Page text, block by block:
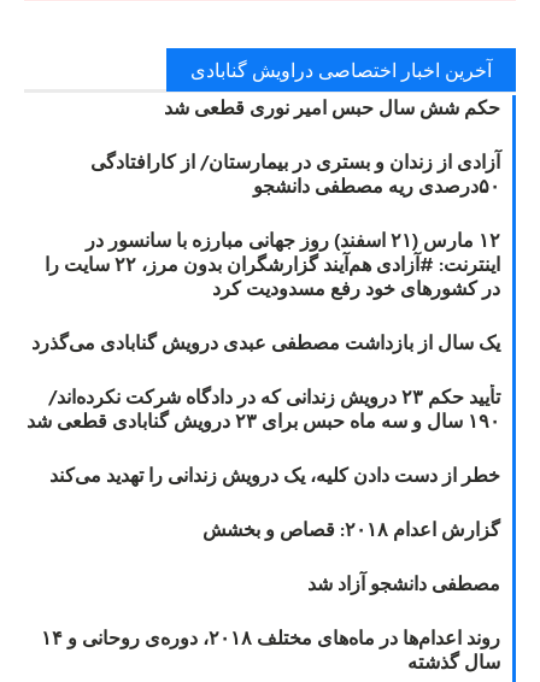
آخرین اخبار اختصاصی دراویش گنابادی
حکم شش سال حبس امیر نوری قطعی شد
آزادی از زندان و بستری در بیمارستان/ از کارافتادگی
۵۰درصدی ریه مصطفی دانشجو
۱۲ مارس (۲۱ اسفند) روز جهانی مبارزه با سانسور در
اینترنت: #آزادی هم‌آیند گزارشگران‌ بدون مرز، ۲۲ سایت را
در کشورهای خود رفع مسدودیت کرد
یک سال از بازداشت مصطفی عبدی درویش گنابادی می‌گذرد
تأیید حکم ۲۳ درویش زندانی که در دادگاه شرکت نکرده‌اند/
۱۹۰ سال و سه ماه حبس برای ۲۳ درویش گنابادی قطعی شد
خطر از دست دادن کلیه، یک درویش زندانی را تهدید می‌کند
گزارش اعدام ۲۰۱۸: قصاص و بخشش
مصطفی دانشجو آزاد شد
روند اعدام‌ها در ماه‌های مختلف ۲۰۱۸، دوره‌ی روحانی و ۱۴
سال گذشته